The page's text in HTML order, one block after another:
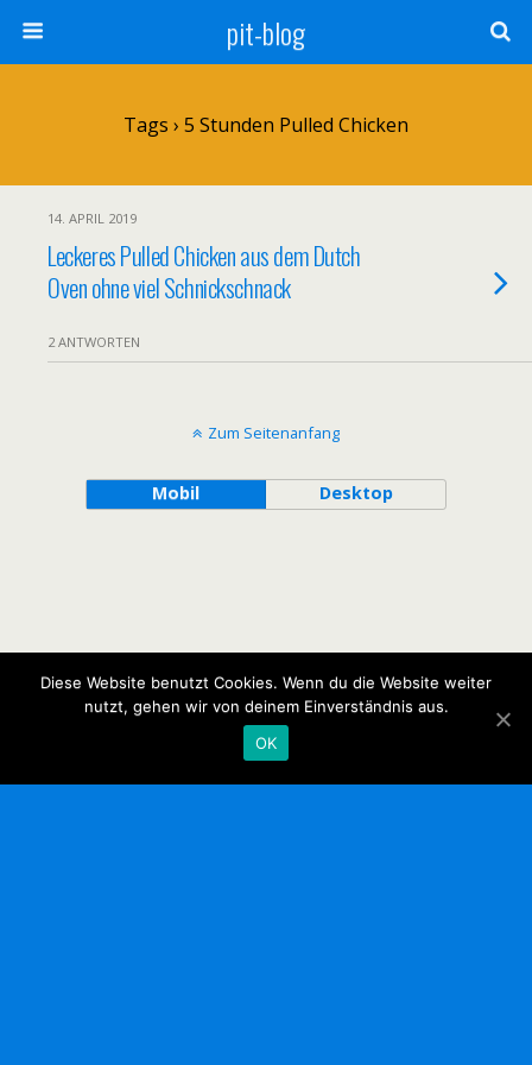
pit-blog
Tags › 5 Stunden Pulled Chicken
14. APRIL 2019
Leckeres Pulled Chicken aus dem Dutch
Oven ohne viel Schnickschnack
2 ANTWORTEN
Zum Seitenanfang
Mobil Desktop
Diese Website benutzt Cookies. Wenn du die Website weiter
nutzt, gehen wir von deinem Einverständnis aus.
OK